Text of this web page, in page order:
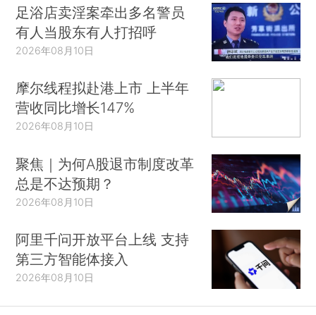
足浴店卖淫案牵出多名警员
有人当股东有人打招呼
2026年08月10日
摩尔线程拟赴港上市 上半年
营收同比增长147%
2026年08月10日
聚焦｜为何A股退市制度改革
总是不达预期？
2026年08月10日
阿里千问开放平台上线 支持
第三方智能体接入
2026年08月10日